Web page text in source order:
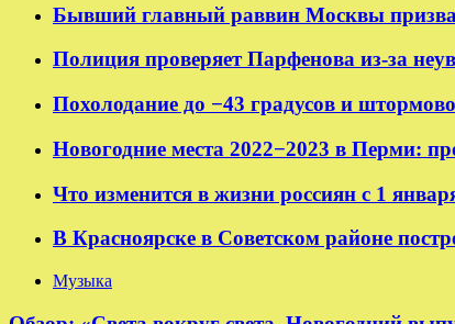
Бывший главный раввин Москвы
Полиция проверяет Парфенова из-за
Похолодание до −43 градусов и
Новогодние места 2022−2023 в Перми:
Что изменится в жизни россиян с 1
В Красноярске в Советском районе
Музыка